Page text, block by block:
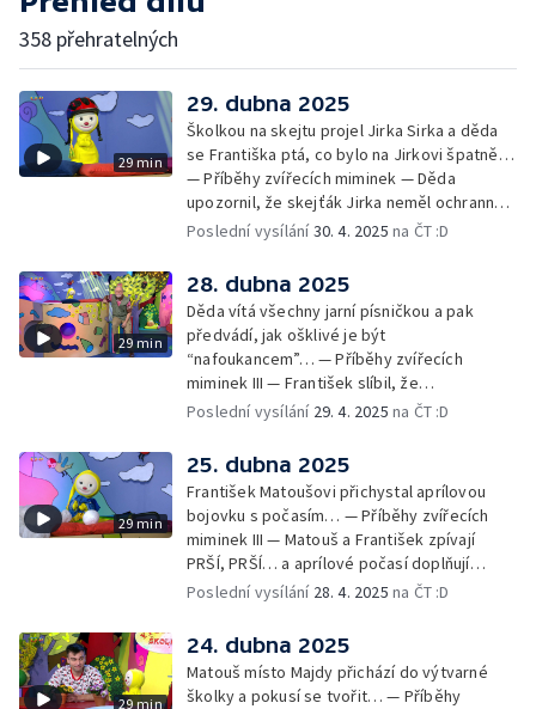
358 přehratelných
29 min
29. dubna 2025
Školkou na skejtu projel Jirka Sirka a děda
se Františka ptá, co bylo na Jirkovi špatně…
— Příběhy zvířecích miminek — Děda
upozornil, že skejťák Jirka neměl ochranné
pomůcky: helmu a chrániče pro
Obrázky a rozloučení
Poslední vysílání30. 4. 2025 na ČT :D
29 min
28. dubna 2025
Děda vítá všechny jarní písničkou a pak
předvádí, jak ošklivé je být
“nafoukancem”… — Příběhy zvířecích
miminek III — František slíbil, že
nafoukancem nikdy nebude a děda mu písní
Cvoček astronautem — Obrázky a
rozloučení
Poslední vysílání 29. 4. 2025 na ČT :D
29 min
25. dubna 2025
František Matoušovi přichystal aprílovou
bojovku s počasím… — Příběhy zvířecích
miminek III — Matouš a František zpívají
PRŠÍ, PRŠÍ… a aprílové počasí doplňují
deštěm… — Cvoček astronautem —
Poslední vysílání 28. 4. 2025 na ČT :D
29 min
24. dubna 2025
Matouš místo Majdy přichází do výtvarné
školky a pokusí se tvořit… — Příběhy